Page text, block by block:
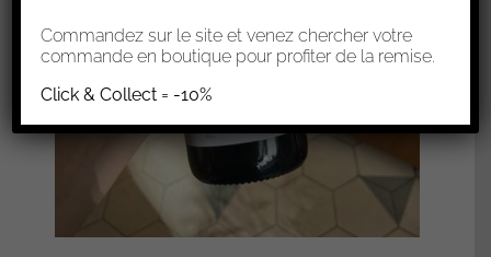
Commandez sur le site et venez chercher votre
commande en boutique pour profiter de la remise.
Click & Collect = -10%